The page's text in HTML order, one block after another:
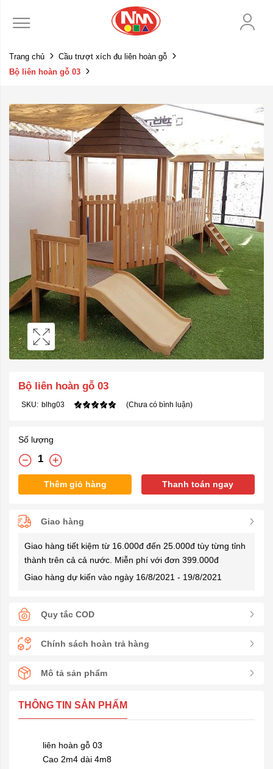
Trang chủ
Cầu trượt xích đu liên hoàn gỗ
Bộ liên hoàn gỗ 03
Bộ liên hoàn gỗ 03
SKU: blhg03 (Chưa có bình luận)
Số lượng
Thêm giỏ hàng Thanh toán ngay
Giao hàng
Giao hàng tiết kiệm từ 16.000đ đến 25.000đ tùy từng tỉnh
thành trên cả cả nước. Miễn phí với đơn 399.000đ
Giao hàng dự kiến vào ngày 16/8/2021 - 19/8/2021
Quy tắc COD
Chính sách hoàn trả hàng
Mô tả sản phẩm
THÔNG TIN SẢN PHẨM
liên hoàn gỗ 03
Cao 2m4 dài 4m8